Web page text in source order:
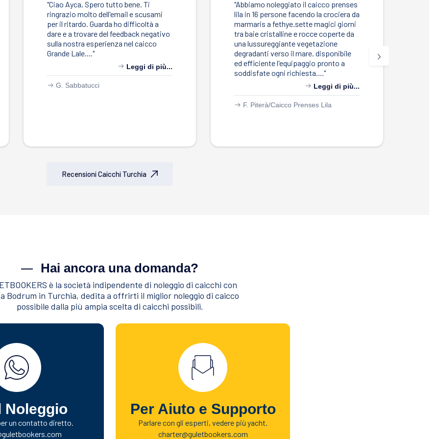
"Ciao Ayca, Spero tutto bene. Ti
ringrazio molto dell'email e scusami
per il ritardo. Guarda ho difficoltà a
dare e a trovare del feedback negativo
sulla nostra esperienza nel caicco
Grande Lale...."
Leggi di più...
G. Sabbatucci
"Abbiamo noleggiato il caicco prenses
lila in 16 persone facendo la crociera da
marmaris a fethye.sette magici giorni
tra baie cristalline e rocce coperte da
una lussureggiante vegetazione
degradanti verso il mare. disponibile
ed efficiente l'equipaggio pronto a
soddisfate ogni richiesta...."
Leggi di più...
F. Piterà/Caicco Prenses Lila
Recensioni Caicchi Turchia
Hai ancora una domanda?
è la società indipendente di noleggio di caicchi con
Bodrum in Turchia, dedita a offrirti il miglior noleggio di caicco
possibile dalla più ampia scelta di caicchi possibili.
Noleggio
un contatto diretto.
Per Aiuto e Supporto
Parlare con gli esperti, vedere più yacht.
charter@guletbookers.com